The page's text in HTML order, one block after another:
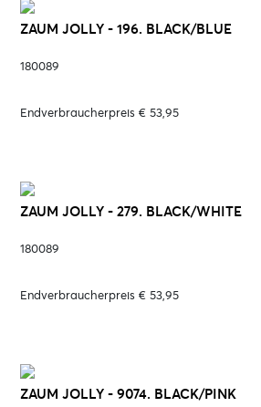
ZAUM JOLLY - 196. BLACK/BLUE
180089
Endverbraucherpreis € 53,95
ZAUM JOLLY - 279. BLACK/WHITE
180089
Endverbraucherpreis € 53,95
ZAUM JOLLY - 9074. BLACK/PINK